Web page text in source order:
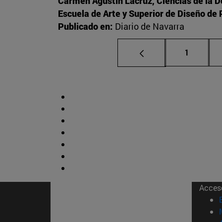
Escuela de Arte y Superior de Diseño de
Publicado en: Diario de Navarra
Página
1